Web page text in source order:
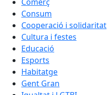
Consum
Cooperació i solidaritat
Cultura i festes
Educació
Esports
Habitatge
Gent Gran